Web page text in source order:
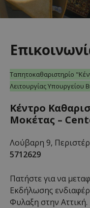
Επικοινωνία
Ταπητοκαθαριστηρίο
Λειτουργίας Υπουργείου
Κέντρο
Μοκέτας –
Λούβαρη 9,
5712629
Πατήστε για να
Εκδήλωσης
Φυλαξη στην Αττική.